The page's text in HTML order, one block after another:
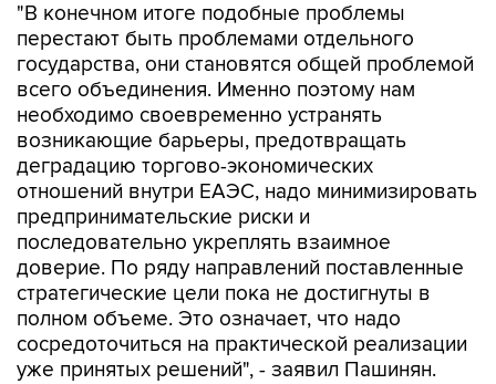
"В конечном итоге подобные проблемы
перестают быть проблемами отдельного
государства, они становятся общей проблемой
всего объединения. Именно поэтому нам
необходимо своевременно устранять
возникающие барьеры, предотвращать
деградацию торгово-экономических
отношений внутри ЕАЭС, надо минимизировать
предпринимательские риски и
последовательно укреплять взаимное
доверие. По ряду направлений поставленные
стратегические цели пока не достигнуты в
полном объеме. Это означает, что надо
сосредоточиться на практической реализации
уже принятых решений", - заявил Пашинян.